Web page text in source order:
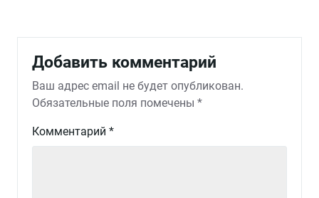
Добавить комментарий
Ваш адрес email не будет опубликован.
Обязательные поля помечены *
Комментарий *